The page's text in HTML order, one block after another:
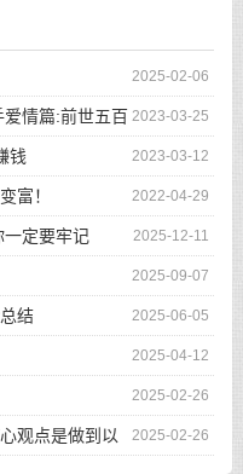
2025-02-06
2023-03-25
情篇:前世五百
2023-03-12
钱
2022-04-29
富！
2025-12-11
一定要牢记
2025-09-07
2025-06-05
结
2025-04-12
2025-02-26
2025-02-26
观点是做到以